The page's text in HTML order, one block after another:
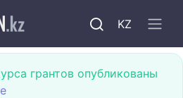
KZ
грантов опубликованы